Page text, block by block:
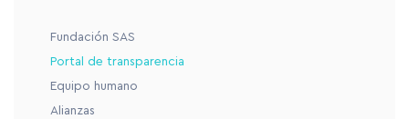
Fundación SAS
Portal de transparencia
Equipo humano
Alianzas